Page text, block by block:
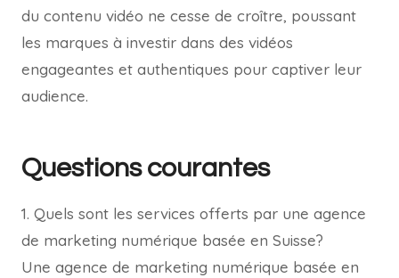
du contenu vidéo ne cesse de croître, poussant
les marques à investir dans des vidéos
engageantes et authentiques pour captiver leur
audience.
Questions courantes
1. Quels sont les services offerts par une agence
de marketing numérique basée en Suisse?
Une agence de marketing numérique basée en